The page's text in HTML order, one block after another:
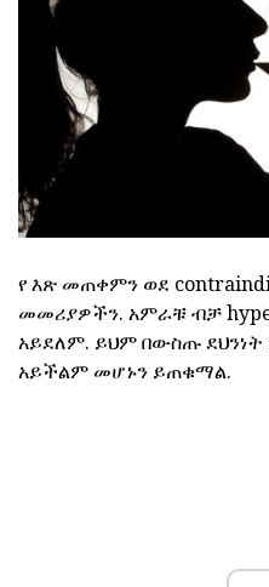
የ እጽ መጠቀምን ወደ
መመሪያዎችን. አምራቹ ብቻ
አይደለም. ይህም በውስጡ
አይችልም መሆኑን ይጠቁማል.